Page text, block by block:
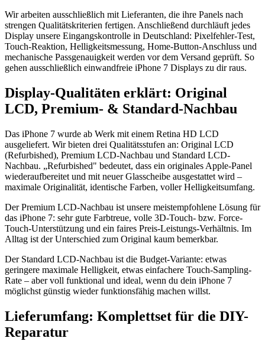
Wir arbeiten ausschließlich mit Lieferanten, die ihre Panels nach
strengen Qualitätskriterien fertigen. Anschließend durchläuft jedes
Display unsere Eingangskontrolle in Deutschland: Pixelfehler-Test,
Touch-Reaktion, Helligkeitsmessung, Home-Button-Anschluss und
mechanische Passgenauigkeit werden vor dem Versand geprüft. So
gehen ausschließlich einwandfreie iPhone 7 Displays zu dir raus.
Display-Qualitäten erklärt: Original
LCD, Premium- & Standard-Nachbau
Das iPhone 7 wurde ab Werk mit einem Retina HD LCD
ausgeliefert. Wir bieten drei Qualitätsstufen an: Original LCD
(Refurbished), Premium LCD-Nachbau und Standard LCD-
Nachbau. „Refurbished" bedeutet, dass ein originales Apple-Panel
wiederaufbereitet und mit neuer Glasscheibe ausgestattet wird –
maximale Originalität, identische Farben, voller Helligkeitsumfang.
Der Premium LCD-Nachbau ist unsere meistempfohlene Lösung für
das iPhone 7: sehr gute Farbtreue, volle 3D-Touch- bzw. Force-
Touch-Unterstützung und ein faires Preis-Leistungs-Verhältnis. Im
Alltag ist der Unterschied zum Original kaum bemerkbar.
Der Standard LCD-Nachbau ist die Budget-Variante: etwas
geringere maximale Helligkeit, etwas einfachere Touch-Sampling-
Rate – aber voll funktional und ideal, wenn du dein iPhone 7
möglichst günstig wieder funktionsfähig machen willst.
Lieferumfang: Komplettset für die DIY-
Reparatur